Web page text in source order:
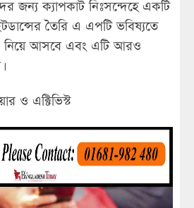
জন্য ক্যাপকাট নিঃসন্দেহে একটি
তৈরি এ এপটি ভবিষ্যতে
নিয়ে আসবে এবং এটি আরও
ও এক্টিভিস্ট